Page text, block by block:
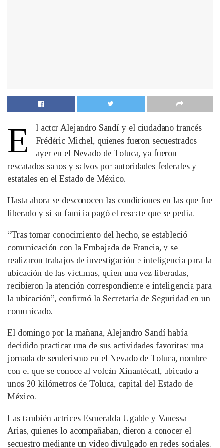
E
l actor Alejandro Sandí y el ciudadano francés
Frédéric Michel, quienes fueron secuestrados
ayer en el Nevado de Toluca, ya fueron
rescatados sanos y salvos por autoridades federales y
estatales en el Estado de México.
Hasta ahora se desconocen las condiciones en las que fue
liberado y si su familia pagó el rescate que se pedía.
“Tras tomar conocimiento del hecho, se estableció
comunicación con la Embajada de Francia, y se
realizaron trabajos de investigación e inteligencia para la
ubicación de las víctimas, quien una vez liberadas,
recibieron la atención correspondiente e inteligencia para
la ubicación”, confirmó la Secretaría de Seguridad en un
comunicado.
El domingo por la mañana, Alejandro Sandí había
decidido practicar una de sus actividades favoritas: una
jornada de senderismo en el Nevado de Toluca, nombre
con el que se conoce al volcán Xinantécatl, ubicado a
unos 20 kilómetros de Toluca, capital del Estado de
México.
Las también actrices Esmeralda Ugalde y Vanessa
Arias, quienes lo acompañaban, dieron a conocer el
secuestro mediante un video divulgado en redes sociales.